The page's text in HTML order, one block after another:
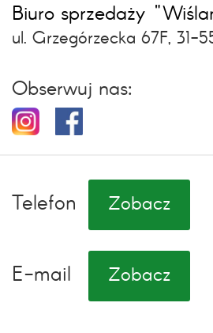
Biuro sprzedaży
ul. Grzegórzecka 67F, 31-
Obserwuj nas:
Telefon Zobacz
E-mail Zobacz